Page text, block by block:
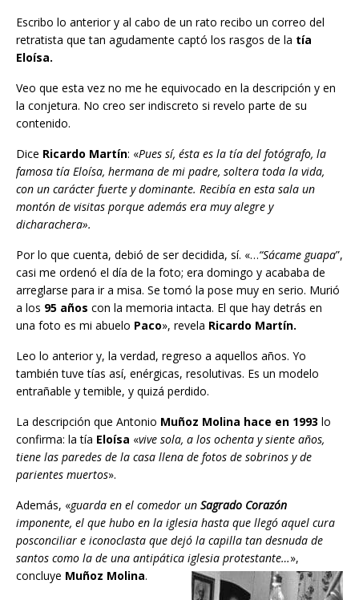
Escribo lo anterior y al cabo de un rato recibo un correo del
retratista que tan agudamente captó los rasgos de la tía
Eloísa.
Veo que esta vez no me he equivocado en la descripción y en
la conjetura. No creo ser indiscreto si revelo parte de su
contenido.
Dice Ricardo Martín: «Pues sí, ésta es la tía del fotógrafo, la
famosa tía Eloísa, hermana de mi padre, soltera toda la vida,
con un carácter fuerte y dominante. Recibía en esta sala un
montón de visitas porque además era muy alegre y
dicharachera».
Por lo que cuenta, debió de ser decidida, sí. «…“Sácame guapa”,
casi me ordenó el día de la foto; era domingo y acababa de
arreglarse para ir a misa. Se tomó la pose muy en serio. Murió
a los 95 años con la memoria intacta. El que hay detrás en
una foto es mi abuelo Paco», revela Ricardo Martín.
Leo lo anterior y, la verdad, regreso a aquellos años. Yo
también tuve tías así, enérgicas, resolutivas. Es un modelo
entrañable y temible, y quizá perdido.
La descripción que Antonio Muñoz Molina hace en 1993 lo
confirma: la tía Eloísa «vive sola, a los ochenta y siente años,
tiene las paredes de la casa llena de fotos de sobrinos y de
parientes muertos».
Además, «guarda en el comedor un Sagrado Corazón
imponente, el que hubo en la iglesia hasta que llegó aquel cura
posconciliar e iconoclasta que dejó la capilla tan desnuda de
santos como la de una antipática iglesia protestante…»,
concluye Muñoz Molina.